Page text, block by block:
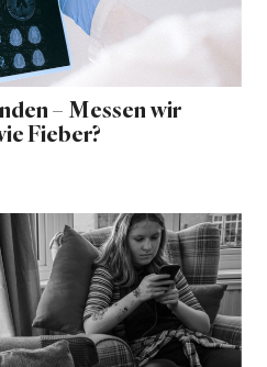
– Messen wir
Fieber?